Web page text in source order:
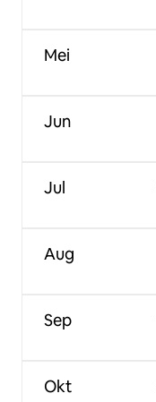
Mei
Jun
Jul
Aug
Sep
Okt